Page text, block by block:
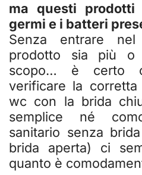
ma questi
germi e i batteri
Senza entrare
prodotto sia più o
scopo… è certo
verificare la
wc con la brida
semplice né
sanitario senza
brida aperta) ci
quanto è